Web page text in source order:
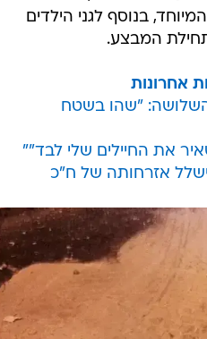
בנוסף לגני הילדים
המבצע.
אחרונות
השלושה: "שהו בשטח
את החיילים שלי לבד""
אזרחותה של ח"כ